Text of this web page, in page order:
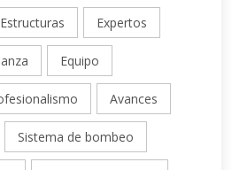
Estructuras Expertos
Equipo
Avances
Sistema de bombeo